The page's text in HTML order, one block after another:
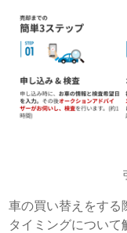
車の買い替えをする
タイミングについ